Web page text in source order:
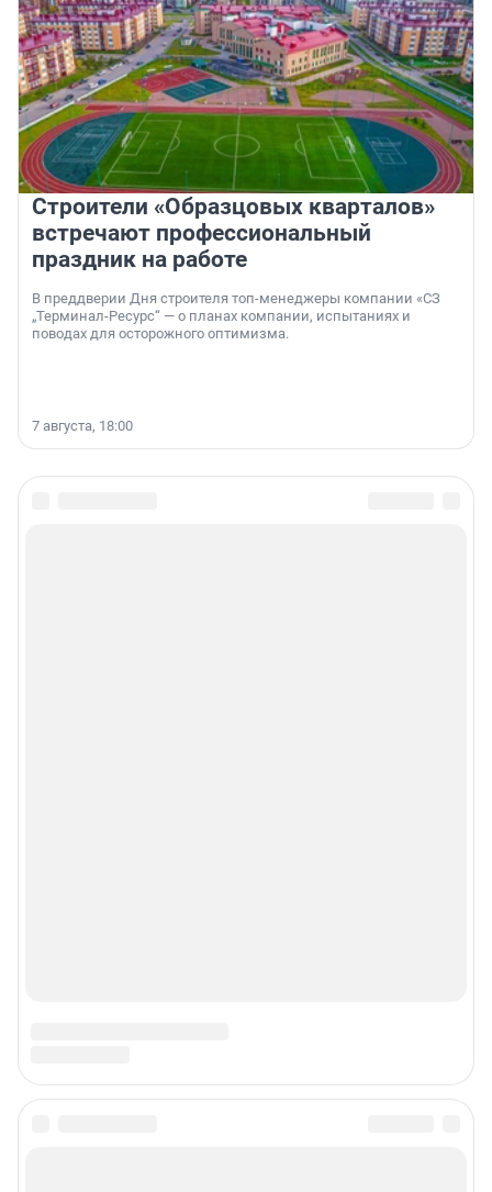
Строители «Образцовых кварталов»
встречают профессиональный
праздник на работе
В преддверии Дня строителя топ-менеджеры компании «СЗ
„Терминал-Ресурс“ — о планах компании, испытаниях и
поводах для осторожного оптимизма.
7 августа, 18:00